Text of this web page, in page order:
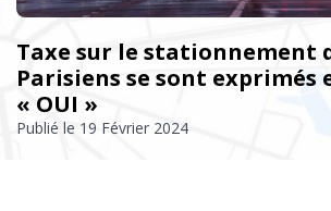
Taxe sur le stationnement
Parisiens se sont exprimés
« OUI »
Publié le 19 Février 2024